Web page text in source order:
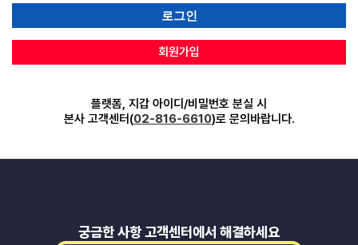
회원가입
플랫폼, 지갑 아이디/비밀번호 분실 시
본사 고객센터(02-816-6610)로 문의바랍니다.
궁금한 사항 고객센터에서 해결하세요